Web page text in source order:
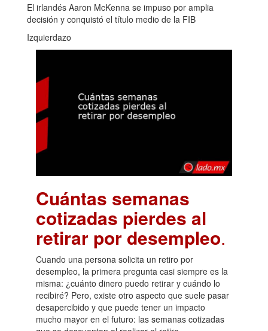
El irlandés Aaron McKenna se impuso por amplia
decisión y conquistó el título medio de la FIB
Izquierdazo
Cuántas semanas
cotizadas pierdes al
retirar por desempleo.
Cuando una persona solicita un retiro por
desempleo, la primera pregunta casi siempre es la
misma: ¿cuánto dinero puedo retirar y cuándo lo
recibiré? Pero, existe otro aspecto que suele pasar
desapercibido y que puede tener un impacto
mucho mayor en el futuro: las semanas cotizadas